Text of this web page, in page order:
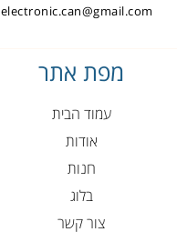
electronic.can@gmail.com
מפת אתר
עמוד הבית
אודות
חנות
בלוג
צור קשר